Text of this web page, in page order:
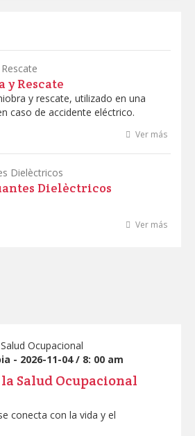
y Rescate
y rescate, utilizado en una
caso de accidente eléctrico.
Ver más
Dielèctricos
Ver más
- 2026-11-04 / 8: 00 am
la Salud Ocupacional
conecta con la vida y el